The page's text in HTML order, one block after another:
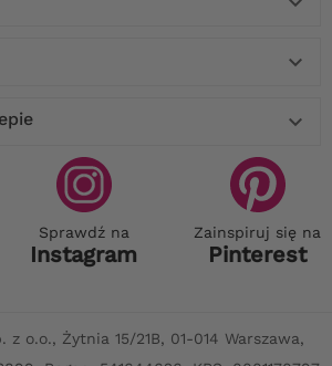


Sprawdź na
Instagram
Zainspiruj się na
Pinterest
o.o., Żytnia 15/21B, 01-014 Warszawa,